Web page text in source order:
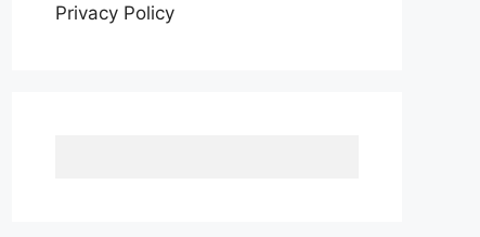
Privacy Policy